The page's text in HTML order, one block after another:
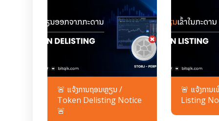
🚨 ແຈ້ງການຖອນຫຼຽນ /
Token Delisting Notice
🚨
🚨 ແຈ້ງກາ
Listing